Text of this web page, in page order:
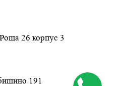
26 корпус 3
191